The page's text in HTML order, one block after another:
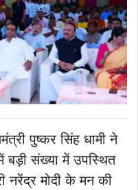
पुष्कर सिंह धामी ने
में बड़ी संख्या में उपस्थित
नरेंद्र मोदी के मन की